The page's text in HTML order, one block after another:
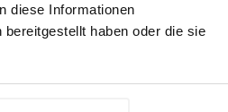
diese Informationen
haben oder die sie
Praxisstudium